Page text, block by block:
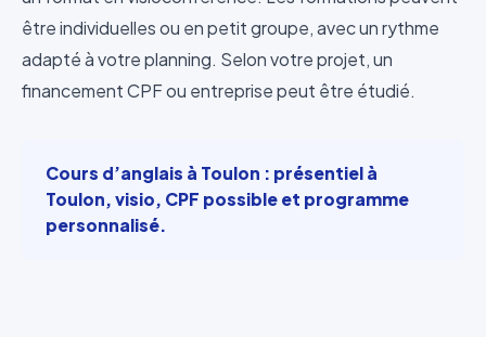
être individuelles ou en petit groupe, avec un rythme
adapté à votre planning. Selon votre projet, un
financement CPF ou entreprise peut être étudié.
Cours d’anglais à Toulon : présentiel à
Toulon, visio, CPF possible et programme
personnalisé.